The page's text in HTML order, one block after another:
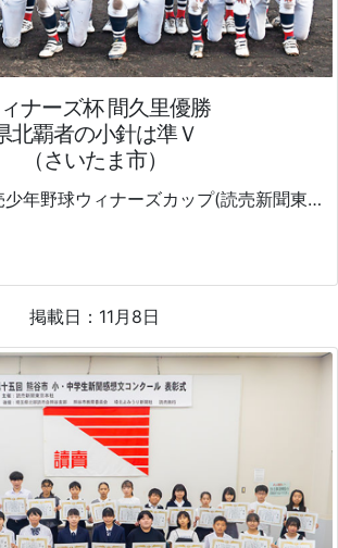
ナーズ杯 間久里優勝
北覇者の小針は準Ｖ
（さいたま市）
第18回埼玉県読売少年野球ウィナーズカップ(読売新聞東京本社、県連合読売会、県野球連盟主催)が11月16日、17日、
掲載日：11月8日